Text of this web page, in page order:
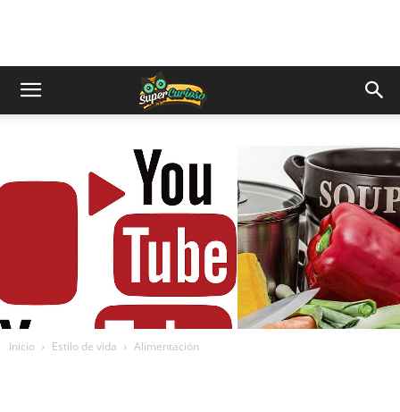
Inicio Estilo de vida Alimentación